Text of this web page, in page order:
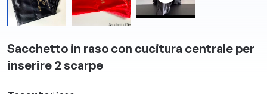
Sacchetto in raso con cucitura centrale per
inserire 2 scarpe